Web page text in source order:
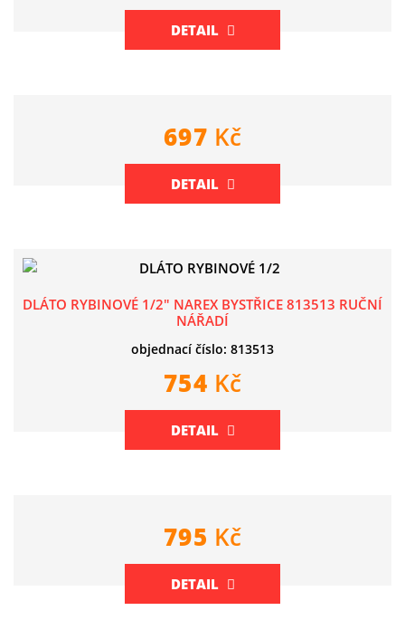
DETAIL
697 Kč
DETAIL
DLÁTO RYBINOVÉ 1/2" NAREX BYSTŘICE 813513 RUČNÍ
NÁŘADÍ
objednací číslo: 813513
754 Kč
DETAIL
795 Kč
DETAIL